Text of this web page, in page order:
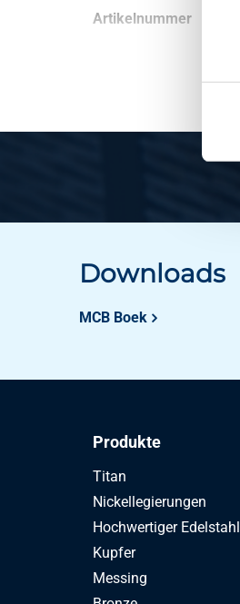
Artikelnummer
Downloads
MCB Boek
Produkte
Titan
Nickellegierungen
Hochwertiger Edelstahl
Kupfer
Messing